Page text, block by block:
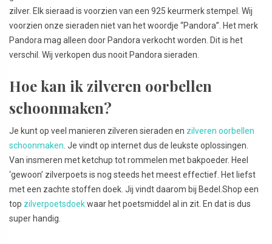
zilver. Elk sieraad is voorzien van een 925 keurmerk stempel. Wij
voorzien onze sieraden niet van het woordje “Pandora”. Het merk
Pandora mag alleen door Pandora verkocht worden. Dit is het
verschil. Wij verkopen dus nooit Pandora sieraden.
Hoe kan ik zilveren oorbellen
schoonmaken?
Je kunt op veel manieren zilveren sieraden en zilveren oorbellen
schoonmaken . Je vindt op internet dus de leukste oplossingen.
Van insmeren met ketchup tot rommelen met bakpoeder. Heel
‘gewoon’ zilverpoets is nog steeds het meest effectief. Het liefst
met een zachte stoffen doek. Jij vindt daarom bij Bedel.Shop een
top zilverpoetsdoekwaar het poetsmiddel al in zit. En dat is dus
super handig.